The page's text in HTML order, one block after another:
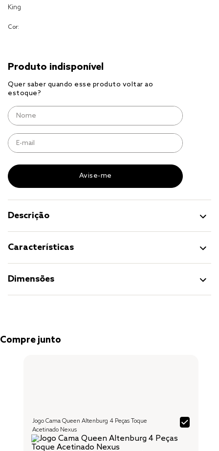
King
Cor:
Descrição
Características
Dimensões
Compre junto
Jogo Cama Queen Altenburg 4 Peças Toque
Acetinado Nexus